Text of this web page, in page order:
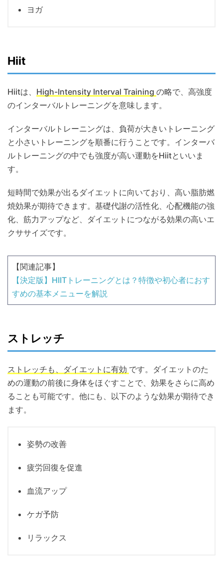
ヨガ
Hiit
Hiitは、 High-Intensity Interval Training の略で、高強度
のインターバルトレーニングを意味します。
インターバルトレーニングは、負荷が大きいトレーニング
と小さいトレーニングを順番に行うことです。インターバ
ルトレーニングの中でも強度が高い運動をHiitといいま
す。
短時間で効果が出るダイエットに向いており、高い脂肪燃
焼効果が期待できます。基礎代謝の活性化、心配機能の強
化、筋力アップなど、ダイエットにつながる効果の高いエ
クササイズです。
【関連記事】
【決定版】HIITトレーニングとは？特徴や初心者におす
すめの基本メニューを解説
ストレッチ
ストレッチも、ダイエットに有効 です。ダイエットのた
めの運動の前後に身体をほぐすことで、効果をさらに高め
ることも可能です。他にも、以下のような効果が期待でき
ます。
姿勢の改善
疲労回復を促進
血流アップ
ケガ予防
リラックス